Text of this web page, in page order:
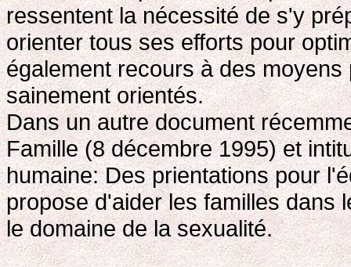
ressentent la nécessité de s'y
orienter tous ses efforts pour
également recours à des
sainement orientés.
Dans un autre document
Famille (8 décembre 1995) et
humaine: Des prientations pour
propose d'aider les familles dans
le domaine de la sexualité.